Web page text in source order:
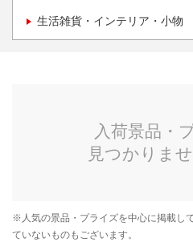
生活雑貨・インテリア・小物